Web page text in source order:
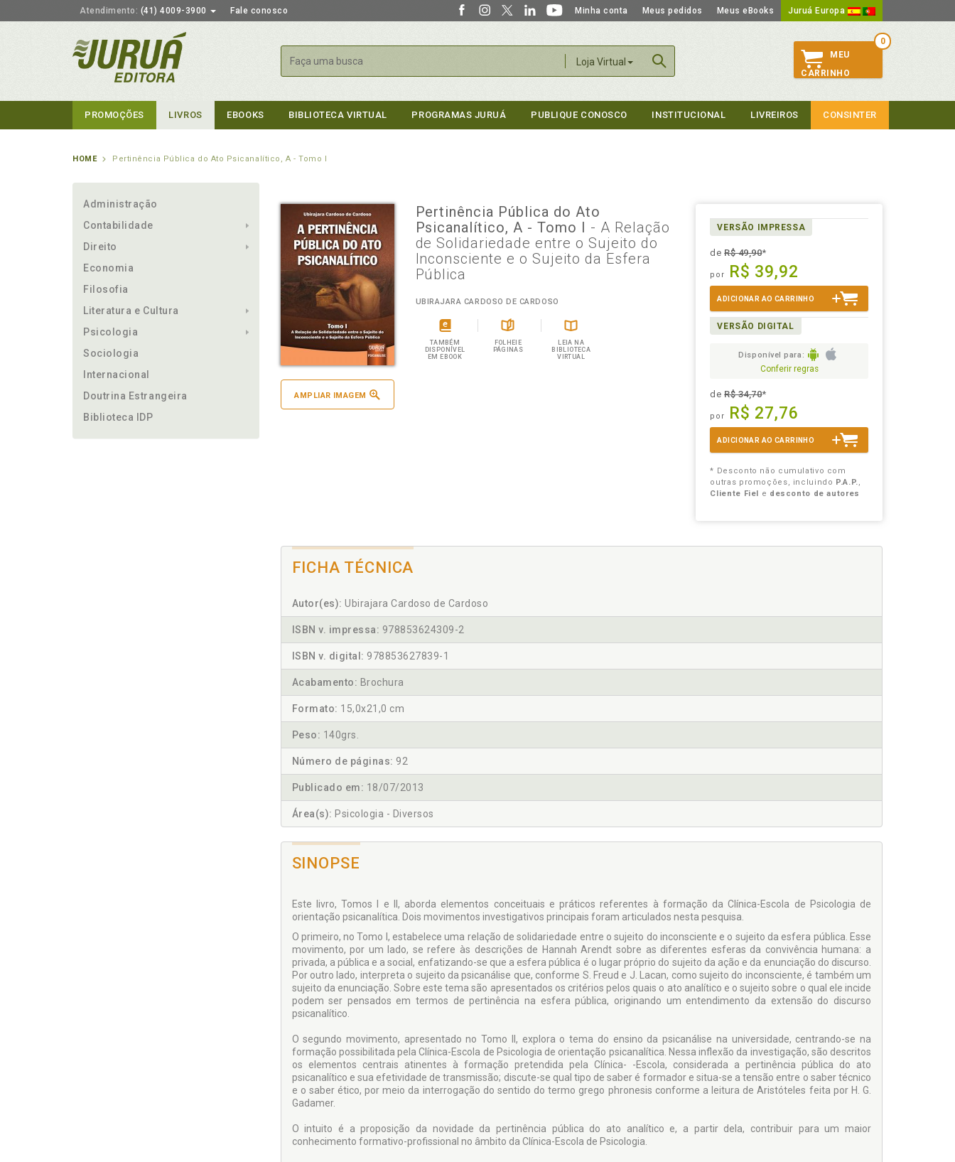
Atendimento: (41) 4009-3900 Fale conosco Minha conta Meus pedidos Meus eBooks Juruá Europa
Loja Virtual
Buscar
0
MEU
CARRINHO
PROMOÇÕES LIVROS EBOOKS BIBLIOTECA VIRTUAL PROGRAMAS JURUÁ PUBLIQUE CONOSCO INSTITUCIONAL LIVREIROS CONSINTER
HOME Pertinência Pública do Ato Psicanalítico, A - Tomo I
Administração
Contabilidade
Direito
Economia
Filosofia
Literatura e Cultura
Psicologia
Sociologia
Internacional
Doutrina Estrangeira
Biblioteca IDP
AMPLIAR IMAGEM
Pertinência Pública do Ato
Psicanalítico, A - Tomo I - A Relação
de Solidariedade entre o Sujeito do
Inconsciente e o Sujeito da Esfera
Pública
UBIRAJARA CARDOSO DE CARDOSO
TAMBÉM
DISPONÍVEL
EM EBOOK
FOLHEIE
PÁGINAS
LEIA NA
BIBLIOTECA
VIRTUAL
VERSÃO IMPRESSA
deR$ 49,90*
por R$ 39,92
ADICIONAR AO CARRINHO
VERSÃO DIGITAL
Disponível para:
Conferir regras
deR$ 34,70*
por R$ 27,76
ADICIONAR AO CARRINHO
* Desconto não cumulativo com
outras promoções, incluindo P.A.P.,
Cliente Fiel
e desconto de autores
FICHA TÉCNICA
Autor(es): Ubirajara Cardoso de Cardoso
ISBN v. impressa: 978853624309-2
ISBN v. digital: 978853627839-1
Acabamento: Brochura
Formato: 15,0x21,0 cm
Peso: 140grs.
Número de páginas: 92
Publicado em: 18/07/2013
Área(s): Psicologia - Diversos
SINOPSE
Este livro, Tomos I e II, aborda elementos conceituais e práticos referentes à formação da Clínica-Escola de Psicologia de
orientação psicanalítica. Dois movimentos investigativos principais foram articulados nesta pesquisa.
O primeiro, no Tomo I, estabelece uma relação de solidariedade entre o sujeito do inconsciente e o sujeito da esfera pública. Esse
movimento, por um lado, se refere às descrições de Hannah Arendt sobre as diferentes esferas da convivência humana: a
privada, a pública e a social, enfatizando-se que a esfera pública é o lugar próprio do sujeito da ação e da enunciação do discurso.
Por outro lado, interpreta o sujeito da psicanálise que, conforme S. Freud e J. Lacan, como sujeito do inconsciente, é também um
sujeito da enunciação. Sobre este tema são apresentados os critérios pelos quais o ato analítico e o sujeito sobre o qual ele incide
podem ser pensados em termos de pertinência na esfera pública, originando um entendimento da extensão do discurso
psicanalítico.
O segundo movimento, apresentado no Tomo II, explora o tema do ensino da psicanálise na universidade, centrando-se na
formação possibilitada pela Clínica-Escola de Psicologia de orientação psicanalítica. Nessa inflexão da investigação, são descritos
os elementos centrais atinentes à formação pretendida pela Clínica- -Escola, considerada a pertinência pública do ato
psicanalítico e sua efetividade de transmissão; discute-se qual tipo de saber é formador e situa-se a tensão entre o saber técnico
e o saber ético, por meio da interrogação do sentido do termo grego phronesis conforme a leitura de Aristóteles feita por H. G.
Gadamer.
O intuito é a proposição da novidade da pertinência pública do ato analítico e, a partir dela, contribuir para um maior
conhecimento formativo-profissional no âmbito da Clínica-Escola de Psicologia.